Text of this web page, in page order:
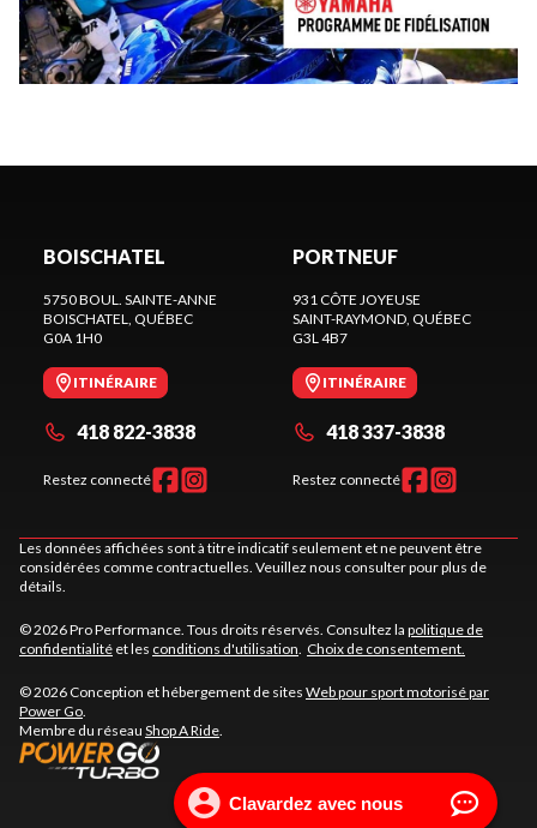
BOISCHATEL
5750 BOUL. SAINTE-ANNE
BOISCHATEL, QUÉBEC
G0A 1H0
ITINÉRAIRE
418 822-3838
Restez connecté
PORTNEUF
931 CÔTE JOYEUSE
SAINT-RAYMOND, QUÉBEC
G3L 4B7
ITINÉRAIRE
418 337-3838
Restez connecté
Les données affichées sont à titre indicatif seulement et ne peuvent être
considérées comme contractuelles. Veuillez nous consulter pour plus de
détails.
© 2026 Pro Performance. Tous droits réservés. Consultez la politique de
confidentialité et les conditions d'utilisation. Choix de consentement.
© 2026 Conception et hébergement de sites Web pour sport motorisé par
Power Go.
Membre du réseau Shop A Ride.